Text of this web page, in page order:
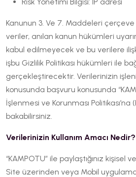
Kanunun 3. Ve 7. Maddeleri
veriler, anılan kanun hükümleri
kabul edilmeyecek ve bu verilere
işbu Gizlilik Politikası hükümleri ile
gerçekleştirecektir. Verilerinizin
konusunda başvuru konusunda
İşlenmesi ve Korunması Politikası’na
bakabilirsiniz.
Verilerinizin Kullanım Amacı Nedir?
“KAMPOTU” ile paylaştığınız kişisel
Site üzerinden veya Mobil